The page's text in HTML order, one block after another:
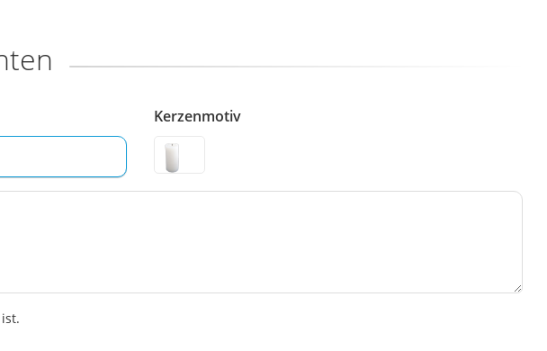
Kerzenmotiv